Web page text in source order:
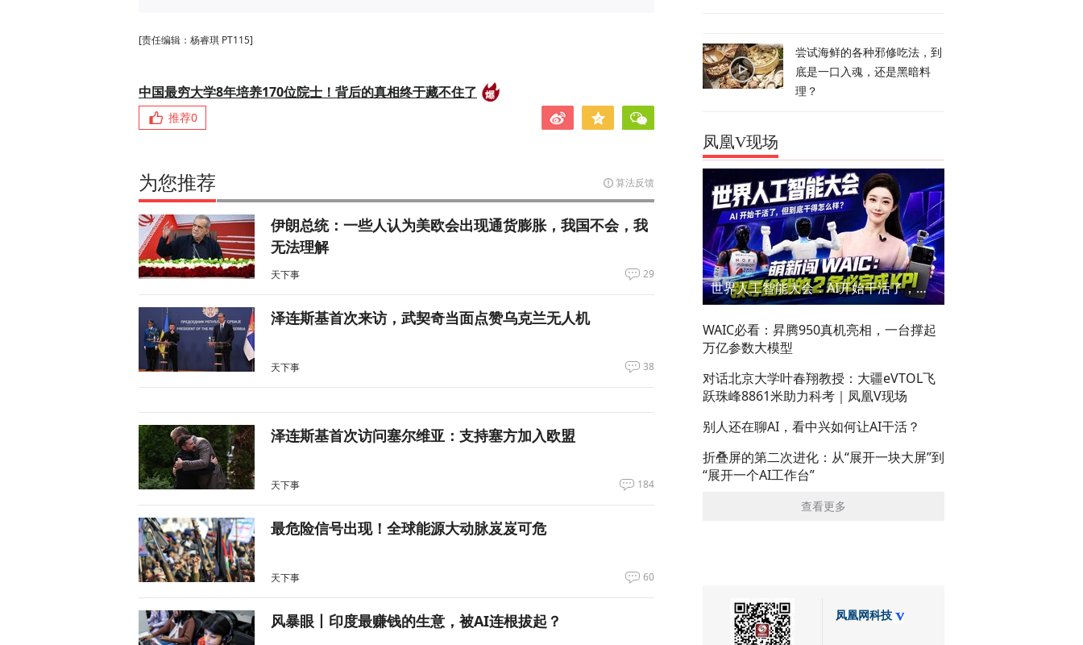
[责任编辑：杨睿琪 PT115]
中国最穷大学8年培养170位院士！背后的真相终于藏不住了
推荐0
为您推荐 算法反馈
伊朗总统：一些人认为美欧会出现通货膨胀，我国不会，我
无法理解
天下事 29
泽连斯基首次来访，武契奇当面点赞乌克兰无人机
天下事 38
泽连斯基首次访问塞尔维亚：支持塞方加入欧盟
天下事 184
最危险信号出现！全球能源大动脉岌岌可危
天下事 60
风暴眼丨印度最赚钱的生意，被AI连根拔起？
尝试海鲜的各种邪修吃法，到
底是一口入魂，还是黑暗料
理？
凤凰V现场
世界人工智能大会：AI开始干活了，但到底干的怎么样？萌新闯WAIC
WAIC必看：昇腾950真机亮相，一台撑起
万亿参数大模型
对话北京大学叶春翔教授：大疆eVTOL飞
跃珠峰8861米助力科考｜凤凰V现场
别人还在聊AI，看中兴如何让AI干活？
折叠屏的第二次进化：从“展开一块大屏”到
“展开一个AI工作台”
查看更多
凤凰网科技